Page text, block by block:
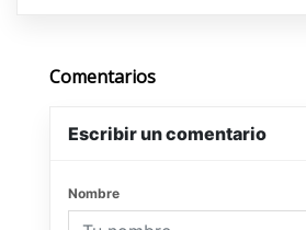
Comentarios
Escribir un comentario
Nombre